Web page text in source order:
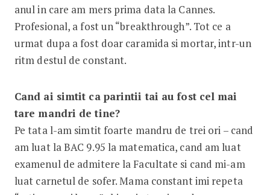
anul in care am mers prima data la Cannes.
Profesional, a fost un “breakthrough”. Tot ce a
urmat dupa a fost doar caramida si mortar, intr-un
ritm destul de constant.
Cand ai simtit ca parintii tai au fost cel mai
tare mandri de tine?
Pe tata l-am simtit foarte mandru de trei ori – cand
am luat la BAC 9.95 la matematica, cand am luat
examenul de admitere la Facultate si cand mi-am
luat carnetul de sofer. Mama constant imi repeta